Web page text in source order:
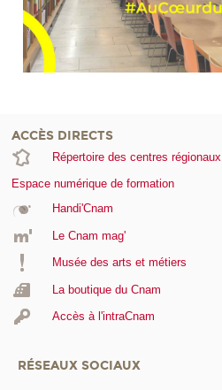
ACCÈS DIRECTS
Répertoire des centres régionaux
Espace numérique de formation
Handi'Cnam
Le Cnam mag'
Musée des arts et métiers
La boutique du Cnam
Accès à l'intraCnam
RÉSEAUX SOCIAUX